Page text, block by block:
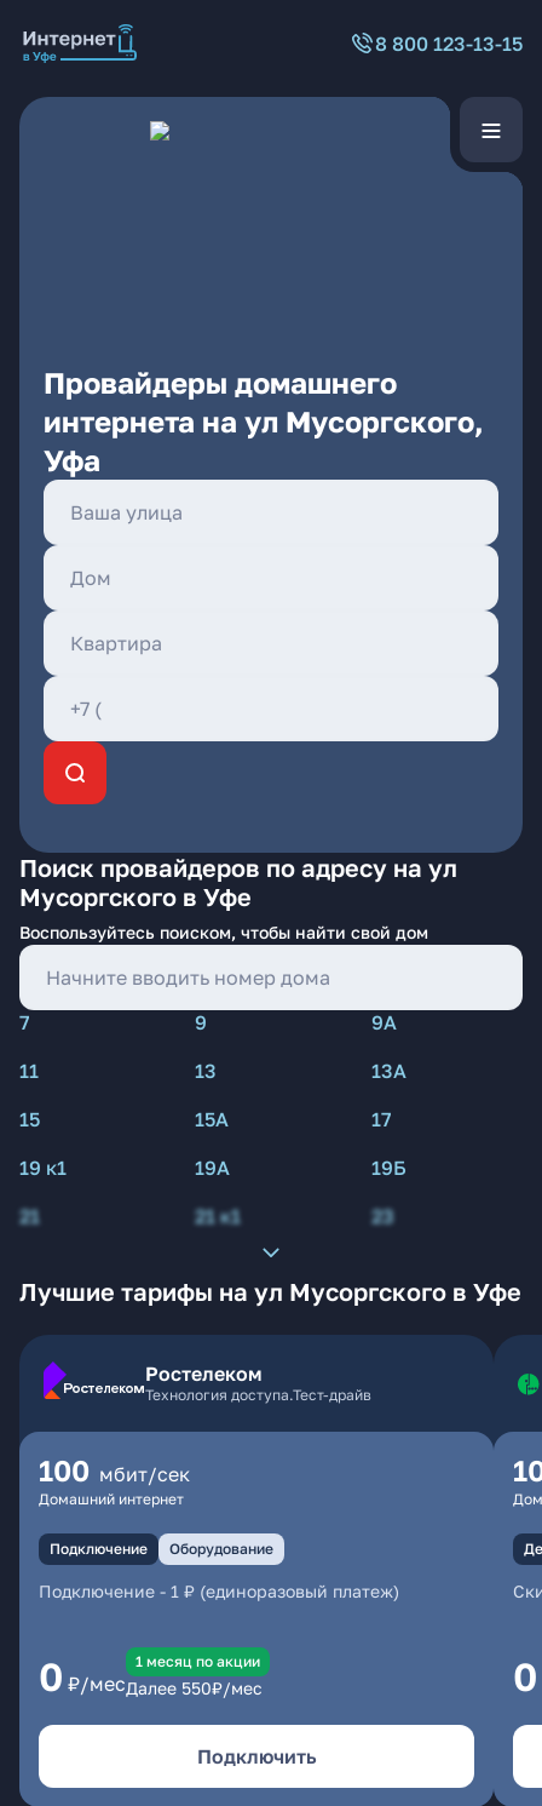
8 800 123-13-15
Провайдеры домашнего
интернета на ул Мусоргского,
Уфа
Поиск провайдеров по адресу на ул
Мусоргского в Уфе
Воспользуйтесь поиском, чтобы найти свой дом
7 9
9А
11
13
13А
15
15А
17
19 к1
19А
19Б
21
21 к1 23
Лучшие тарифы на ул Мусоргского в Уфе
Ростелеком
Технология доступа.Тест-драйв
100 мбит/сек
Домашний интернет
Подключение Оборудование
Подключение - 1 ₽ (единоразовый платеж)
0 ₽/мес
1 месяц по акции
Далее 550₽/мес
Подключить
0